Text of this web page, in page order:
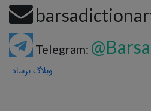
Telegram:
وبلاگ برساد